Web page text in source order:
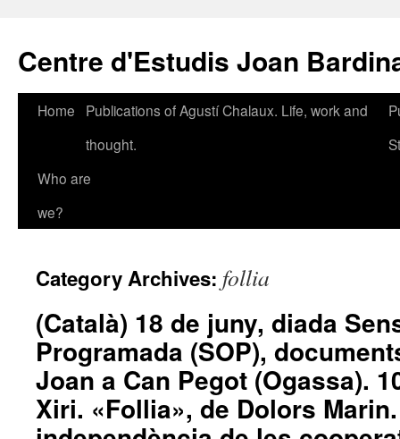
content
Centre d'Estudis Joan
Home
Publications of Agustí Chalaux. Life, work and
thought.
Who are
we?
Category Archives: follia
(Català) 18 de juny, diada
Programada (SOP),
Joan a Can Pegot (Ogassa).
Xiri. «Follia», de Dolors